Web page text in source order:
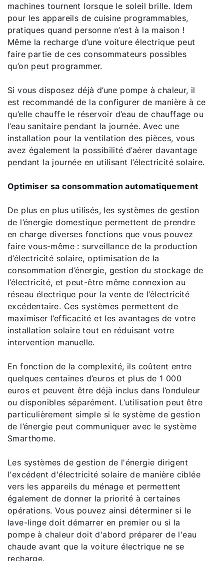
machines tournent lorsque le soleil brille. Idem
pour les appareils de cuisine programmables,
pratiques quand personne n’est à la maison !
Même la recharge d’une voiture électrique peut
faire partie de ces consommateurs possibles
qu’on peut programmer.
Si vous disposez déjà d’une pompe à chaleur, il
est recommandé de la configurer de manière à ce
qu’elle chauffe le réservoir d’eau de chauffage ou
l’eau sanitaire pendant la journée. Avec une
installation pour la ventilation des pièces, vous
avez également la possibilité d’aérer davantage
pendant la journée en utilisant l’électricité solaire.
Optimiser sa consommation automatiquement
De plus en plus utilisés, les systèmes de gestion
de l’énergie domestique permettent de prendre
en charge diverses fonctions que vous pouvez
faire vous-même : surveillance de la production
d’électricité solaire, optimisation de la
consommation d’énergie, gestion du stockage de
l’électricité, et peut-être même connexion au
réseau électrique pour la vente de l’électricité
excédentaire. Ces systèmes permettent de
maximiser l’efficacité et les avantages de votre
installation solaire tout en réduisant votre
intervention manuelle.
En fonction de la complexité, ils coûtent entre
quelques centaines d’euros et plus de 1 000
euros et peuvent être déjà inclus dans l’onduleur
ou disponibles séparément. L’utilisation peut être
particulièrement simple si le système de gestion
de l’énergie peut communiquer avec le système
Smarthome.
Les systèmes de gestion de l'énergie dirigent
l'excédent d'électricité solaire de manière ciblée
vers les appareils du ménage et permettent
également de donner la priorité à certaines
opérations. Vous pouvez ainsi déterminer si le
lave-linge doit démarrer en premier ou si la
pompe à chaleur doit d'abord préparer de l'eau
chaude avant que la voiture électrique ne se
recharge.